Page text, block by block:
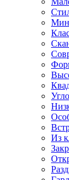
Из